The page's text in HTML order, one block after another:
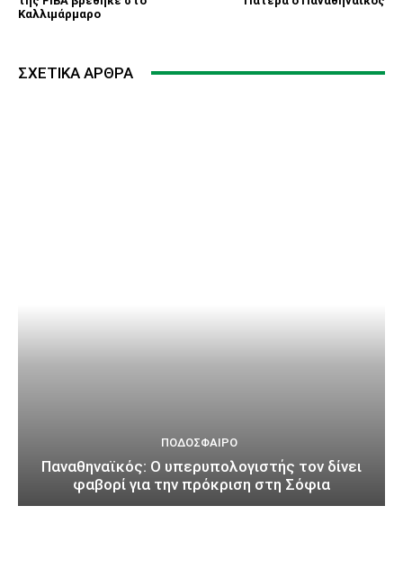
Καλλιμάρμαρο
ΣΧΕΤΙΚΆ ΆΡΘΡΑ
ΠΟΔΌΣΦΑΙΡΟ
Παναθηναϊκός: Ο υπερυπολογιστής τον δίνει
φαβορί για την πρόκριση στη Σόφια